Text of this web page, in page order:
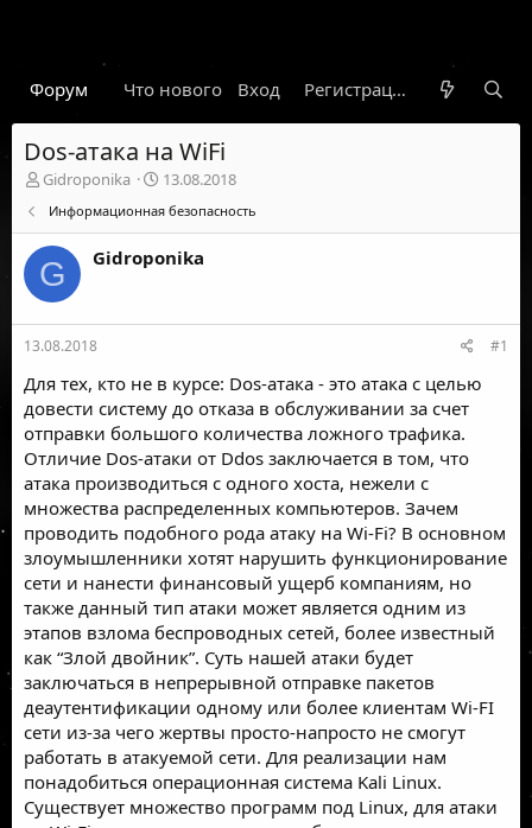
Форум Что нового Гарант Новости
Вход Регистрация
Dos-атака на WiFi
А
о
р
т
е
м
ы
Gidroponika
Д
т
н
а
13.08.2018
Информационная безопасность
G Gidroponika
13.08.2018 #1
Для тех, кто не в курсе: Dos-атака - это атака с целью
довести систему до отказа в обслуживании за счет
отправки большого количества ложного трафика.
Отличие Dos-атаки от Ddos заключается в том, что
атака производиться с одного хоста, нежели с
множества распределенных компьютеров. Зачем
проводить подобного рода атаку на Wi-Fi? В основном
злоумышленники хотят нарушить функционирование
сети и нанести финансовый ущерб компаниям, но
также данный тип атаки может является одним из
этапов взлома беспроводных сетей, более известный
как “Злой двойник”. Суть нашей атаки будет
заключаться в непрерывной отправке пакетов
деаутентификации одному или более клиентам Wi-FI
сети из-за чего жертвы просто-напросто не смогут
работать в атакуемой сети. Для реализации нам
понадобиться операционная система Kali Linux.
Существует множество программ под Linux, для атаки